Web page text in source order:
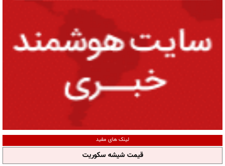
لینک های مفید
قیمت شیشه سکوریت